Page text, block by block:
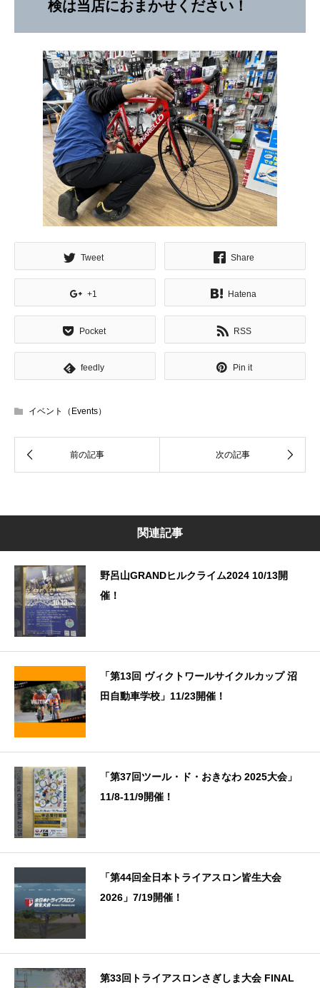
検は当店におまかせください！
Tweet Share
+1 Hatena
Pocket RSS
feedly Pin it
イベント（Events）
関連記事
野呂山GRANDヒルクライム2024 10/13開
催！
「第13回 ヴィクトワールサイクルカップ 沼
田自動車学校」11/23開催！
「第37回ツール・ド・おきなわ 2025大会」
11/8-11/9開催！
「第44回全日本トライアスロン皆生大会
2026」7/19開催！
第33回トライアスロンさぎしま大会 FINAL